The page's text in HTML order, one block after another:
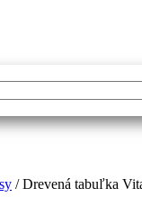
/ Drevená tabuľka